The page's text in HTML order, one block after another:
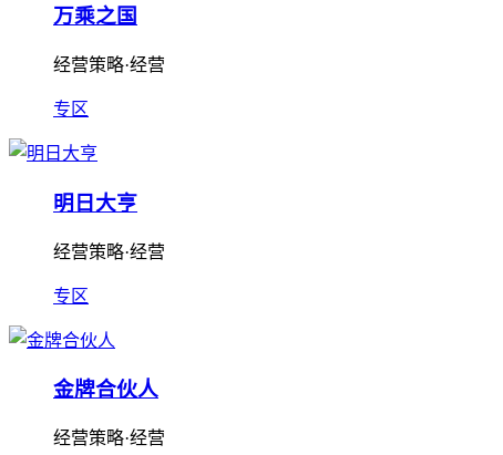
万乘之国
经营策略·经营
专区
明日大亨
经营策略·经营
专区
金牌合伙人
经营策略·经营